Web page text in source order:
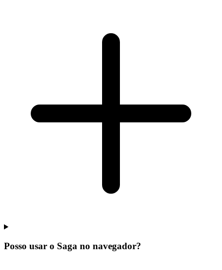
Posso usar o Saga no navegador?